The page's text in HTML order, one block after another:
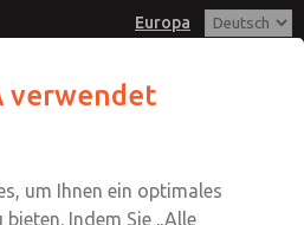
Europa
Einloggen
verwendet
um Ihnen ein optimales
Indem Sie „Alle